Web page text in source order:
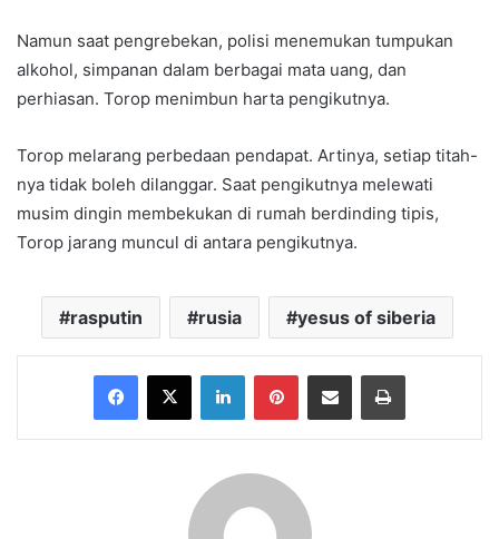
Namun saat pengrebekan, polisi menemukan tumpukan
alkohol, simpanan dalam berbagai mata uang, dan
perhiasan. Torop menimbun harta pengikutnya.
Torop melarang perbedaan pendapat. Artinya, setiap titah-
nya tidak boleh dilanggar. Saat pengikutnya melewati
musim dingin membekukan di rumah berdinding tipis,
Torop jarang muncul di antara pengikutnya.
rasputin rusia yesus of siberia
Facebook
X LinkedInPinterestShare via Email Print